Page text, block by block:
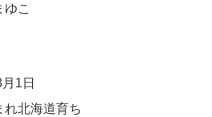
こ
1日
北海道育ち